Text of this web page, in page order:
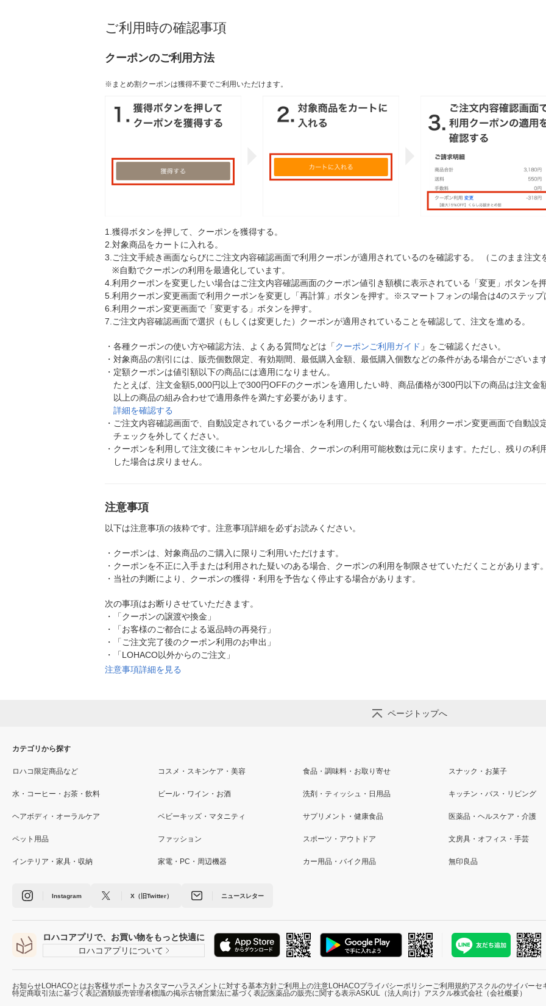
ご利用時の確認事項
クーポンのご利用方法
※まとめ割クーポンは獲得不要でご利用いただけます。
1. 獲得ボタンを押して、クーポンを獲得する。
2. 対象商品をカートに入れる。
3. ご注文手続き画面ならびにご注文内容確認画面で利用クーポンが適用されているのを確認する。 （このまま注文
※自動でクーポンの利用を最適化しています。
4. 利用クーポンを変更したい場合はご注文内容確認画面のクーポン値引き額横に表示されている「変更」ボタンを押
5. 利用クーポン変更画面で利用クーポンを変更し「再計算」ボタンを押す。※スマートフォンの場合は4のステップ
6. 利用クーポン変更画面で「変更する」ボタンを押す。
7. ご注文内容確認画面で選択（もしくは変更した）クーポンが適用されていることを確認して、注文を進める。
・ 各種クーポンの使い方や確認方法、よくある質問などは「クーポンご利用ガイド 」をご確認ください。
・ 対象商品の割引には、販売個数限定、有効期間、最低購入金額、最低購入個数などの条件がある場合がございます
・ 定額クーポンは値引額以下の商品には適用になりません。
たとえば、注文金額5,000円以上で300円OFFのクーポンを適用したい時、商品価格が300円以下の商品は注文金
以上の商品の組み合わせで適用条件を満たす必要があります。
詳細を確認する
・ ご注文内容確認画面で、自動設定されているクーポンを利用したくない場合は、利用クーポン変更画面で自動設
チェックを外してください。
・ クーポンを利用して注文後にキャンセルした場合、クーポンの利用可能枚数は元に戻ります。ただし、残りの利
した場合は戻りません。
注意事項
以下は注意事項の抜粋です。注意事項詳細を必ずお読みください。
・ クーポンは、対象商品のご購入に限りご利用いただけます。
・ クーポンを不正に入手または利用された疑いのある場合、クーポンの利用を制限させていただくことがあります。
・ 当社の判断により、クーポンの獲得・利用を予告なく停止する場合があります。
次の事項はお断りさせていただきます。
・
「クーポンの譲渡や換金」
・
「お客様のご都合による返品時の再発行」
・
「ご注文完了後のクーポン利用のお申出」
・
「LOHACO以外からのご注文」
注意事項詳細を見る
ページトップへ
カテゴリから探す
ロハコ限定商品など コスメ・スキンケア・美容 食品・調味料・お取り寄せ スナック・お菓子
水・コーヒー・お茶・飲料 ビール・ワイン・お酒 洗剤・ティッシュ・日用品 キッチン・バス・リビング
ヘアボディ・オーラルケア ベビーキッズ・マタニティ サプリメント・健康食品 医薬品・ヘルスケア・介護
ペット用品 ファッション スポーツ・アウトドア 文房具・オフィス・手芸
インテリア・家具・収納 家電・PC・周辺機器 カー用品・バイク用品 無印良品
Instagram X（旧Twitter） ニュースレター
ロハコアプリで、お買い物をもっと快適に
ロハコアプリについて
お知らせLOHACOとはお客様サポート カスタマーハラスメントに対する基本方針ご利用上の注意LOHACOプライバシーポリシーご利用規約アスクルのサイバーセ
特定商取引法に基づく表記酒類販売管理者標識の掲示古物営業法に基づく表記医薬品の販売に関する表示ASKUL（法人向け） アスクル株式会社（会社概要）